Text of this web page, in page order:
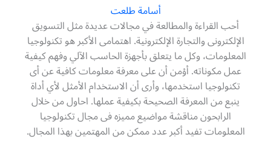
أسامة طلعت
أحب القراءة والمطالعة في مجالات عديدة مثل التسويق
الإلكترونى والتجارة الإلكترونية. اهتمامى الأكبر هو تكنولوجيا
المعلومات، وكل ما يتعلق بأجهزة الحاسب الآلي وفهم كيفية
عمل مكوناته. أؤمن أن على معرفة معلومات كافية عن أى
تكنولوجيا استخدمها، وأرى أن الاستخدام الأمثل لأي أداة
ينبع من المعرفة الصحيحة بكيفية عملها. احاول من خلال
الرابحون مناقشة مواضيع مميزه فى مجال تكنولوجيا
المعلومات تفيد أكبر عدد ممكن من المهتمين بهذا المجال.